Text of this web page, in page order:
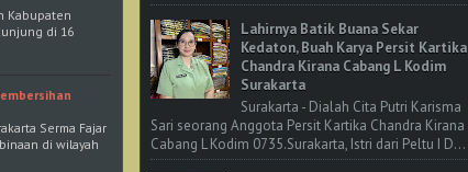
Kabupaten
di 16
Serma Fajar
di wilayah
Lahirnya Batik Buana Sekar
Kedaton, Buah Karya Persit Kartika
Chandra Kirana Cabang L Kodim
Surakarta
Surakarta - Dialah Cita Putri Karisma
Sari seorang Anggota Persit Kartika Chandra Kirana
Cabang L Kodim 0735.Surakarta, Istri dari Peltu I D...